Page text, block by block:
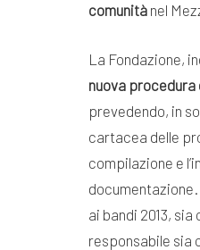
comunitànel
La Fondazione,
nuova
prevedendo, in
cartacea delle
compilazione e
ai bandi 2013,
responsabile sia